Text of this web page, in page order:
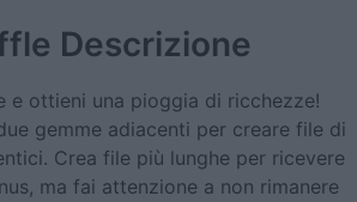
Descrizione
e ottieni una pioggia di ricchezze!
gemme adiacenti per creare file di
Crea file più lunghe per ricevere
ma fai attenzione a non rimanere